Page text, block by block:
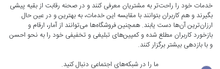
خدمات خود را راحت‌تر به مشتریان معرفی کنند و در صحنه رقابت از بقیه پیشی
بگیرند و هم کاربران بتوانند با مقایسه این خدمات، به بهترین و در عین حال
ارزان‌ترین آن‌ها دست‌ یابند. همچنین فروشگاه‌ها می‌توانند از آمار، ارقام و
بازخورد کاربران مطلع شده و کمپین‌های تبلیغی و تخفیفی خود را به نحو احسن
و با بازدهی بیشتر برگزار کنند.
ما را در شبکه‌های اجتماعی دنبال کنید.